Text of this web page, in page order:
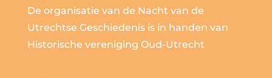
De organisatie van de Nacht van de
Utrechtse Geschiedenis is in handen van
Historische vereniging Oud-Utrecht